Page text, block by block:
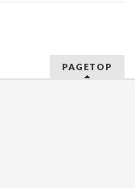
PAGETOP